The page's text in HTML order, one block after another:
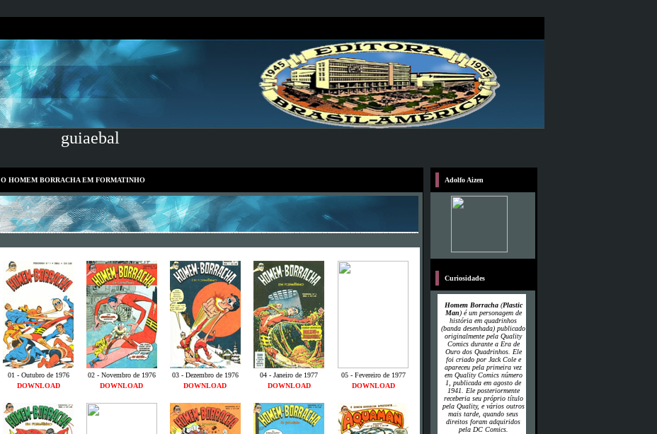
guiaebal
O HOMEM BORRACHA EM FORMATINHO
01 - Outubro de 1976 02 - Novembro de 1976 03 - Dezembro de 1976 04 - Janeiro de 1977
05 - Fevereiro de 1977
DOWNLOAD
DOWNLOAD DOWNLOAD DOWNLOAD DOWNLOAD
Adolfo Aizen
Curiosidades
Homem Borracha(Plastic
Man) é um personagem de
história em quadrinhos
(banda desenhada) publicado
originalmente pela Quality
Comics durante a Era de
Ouro dos Quadrinhos. Ele
foi criado por Jack Cole e
apareceu pela primeira vez
em Quality Comicsnúmero
1, publicada em agosto de
1941. Ele posteriormente
receberia seu próprio título
pela Quality, e vários outros
mais tarde, quando seus
direitos foram adquiridos
pela DC Comics.